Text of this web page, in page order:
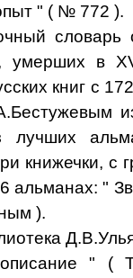
" ( № 772 ).
словарь
умерших в
книг с
лучших
книжечки, с
альманах: "
).
описание " (